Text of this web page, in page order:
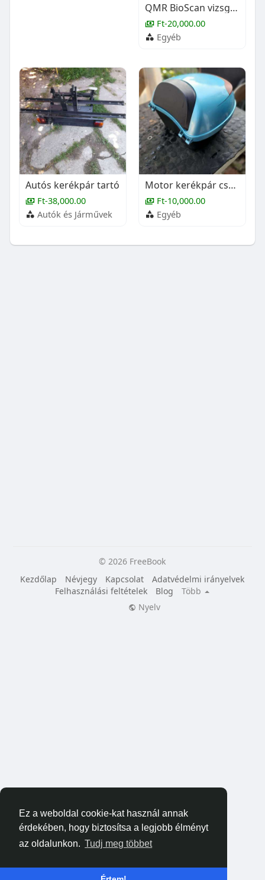
Ez a weboldal cookie-kat használ annak
érdekében, hogy biztosítsa a legjobb élményt
az oldalunkon. Tudj meg többet
QMR BioScan vizsgálat
Ft-20,000.00
Egyéb
Autós kerékpár tartó
Ft-38,000.00
Autók és Járművek
Motor kerékpár csomag tartó
Ft-10,000.00
Egyéb
© 2026 FreeBook
Kezdőlap
Névjegy Kapcsolat
Adatvédelmi irányelvek
Felhasználási feltételek
Blog
Több
Nyelv